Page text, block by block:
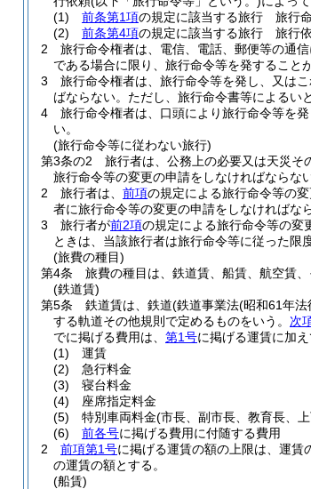
(1)
前条第1項の規定に該当する旅行 旅行
(2)
前条第4項の規定に該当する旅行 旅行
2
旅行命令権者は、電信、電話、郵便等の通
である場合に限り、旅行命令等を発すること
3
旅行命令権者は、旅行命令等を発し、又は
ばならない。 ただし、旅行命令書等によるい
4
旅行命令権者は、口頭により旅行命令等を
い。
(旅行命令等に従わない旅行)
第3条の2
旅行者は、公務上の必要又は天災そ
旅行命令等の変更の申請をしなければならない
2
旅行者は、 前項の規定による旅行命令等の
者に旅行命令等の変更の申請をしなければな
3
旅行者が前2項の規定による旅行命令等の変
ときは、当該旅行者は旅行命令等に従った限
(旅費の種目)
第4条
旅費の種目は、鉄道賃、船賃、航空賃
(鉄道賃)
第5条
鉄道賃は、鉄道(鉄道事業法(昭和61年法
する軌道その他規則で定めるものをいう。 次
でに掲げる費用は、 第1号に掲げる運賃に加
(1)
運賃
(2)
急行料金
(3)
寝台料金
(4)
座席指定料金
(5)
特別車両料金(市長、副市長、教育長、
(6)
前各号に掲げる費用に付随する費用
2
前項第1号に掲げる運賃の額の上限は、運賃
の運賃の額とする。
(船賃)